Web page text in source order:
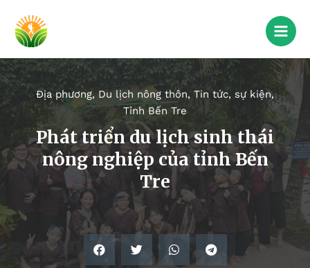
Địa phương,Du lịch nông thôn, Tin tức, sự kiện,
Tỉnh Bến Tre
Phát triển du lịch sinh thái
nông nghiệp của tỉnh Bến
Tre